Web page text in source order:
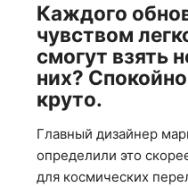
Каждого
чувством
смогут взять
них?
круто.
Главный дизайнер
определили это
для космических